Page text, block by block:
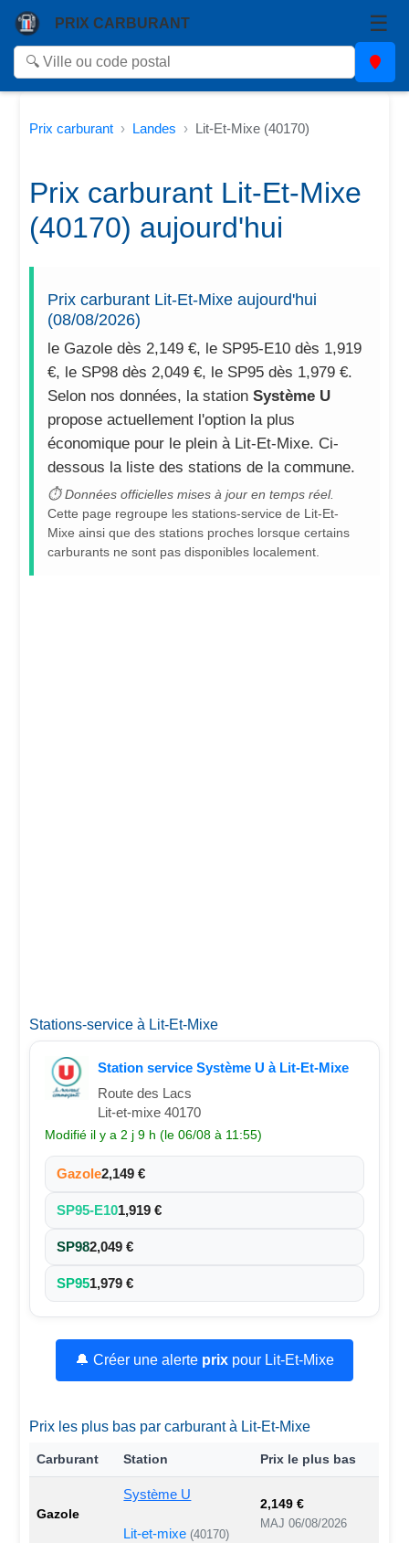
PRIX CARBURANT ☰
Prix carburant Landes Lit-Et-Mixe (40170)
Prix carburant Lit-Et-Mixe
(40170) aujourd'hui
Prix carburant Lit-Et-Mixe aujourd'hui
(08/08/2026)
le Gazole dès 2,149 €, le SP95-E10 dès 1,919
€, le SP98 dès 2,049 €, le SP95 dès 1,979 €.
Selon nos données, la stationSystème U
propose actuellement l'option la plus
économique pour le plein à Lit-Et-Mixe. Ci-
dessous la liste des stations de la commune.
⏱ Données officielles mises à jour en temps réel.
Cette page regroupe les stations-service de Lit-Et-
Mixe ainsi que des stations proches lorsque certains
carburants ne sont pas disponibles localement.
Stations-service à Lit-Et-Mixe
Station service Système U à Lit-Et-Mixe
Route des Lacs
Lit-et-mixe 40170
Modifié il y a 2 j 9 h (le 06/08 à 11:55)
Gazole2,149 €
SP95-E101,919 €
SP982,049 €
SP951,979 €
🔔 Créer une alerte prix pour Lit-Et-Mixe
Prix les plus bas par carburant à Lit-Et-Mixe
Carburant Station Prix le plus bas
Gazole
Système U
Lit-et-mixe (40170)
2,149 €
MAJ 06/08/2026